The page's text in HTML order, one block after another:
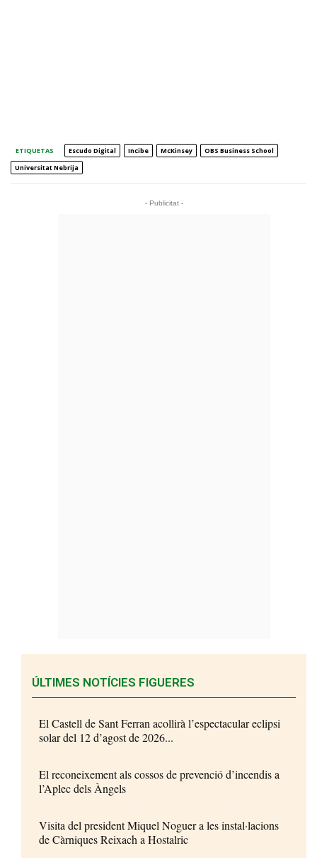
ETIQUETAS Escudo Digital Incibe McKinsey
OBS Business School
Universitat Nebrija
- Publicitat -
ÚLTIMES NOTÍCIES FIGUERES
El Castell de Sant Ferran acollirà l’espectacular eclipsi
solar del 12 d’agost de 2026...
El reconeixement als cossos de prevenció d’incendis a
l’Aplec dels Àngels
Visita del president Miquel Noguer a les instal·lacions
de Càrniques Reixach a Hostalric